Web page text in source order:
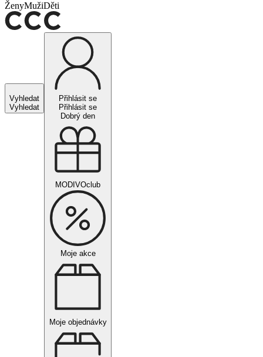
ŽenyMužiDěti
Vyhledat
Vyhledat
Přihlásit se
Přihlásit se
Dobrý den
MODIVOclub
Moje akce
Moje objednávky